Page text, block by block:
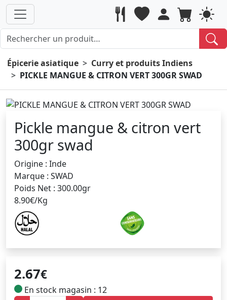
Épicerie asiatique
Curry et produits Indiens
PICKLE MANGUE & CITRON VERT 300GR SWAD
Pickle mangue & citron vert
300gr swad
Origine : Inde
Marque : SWAD
Poids Net : 300.00gr
8.90€/Kg
2.67€
En stock magasin : 12